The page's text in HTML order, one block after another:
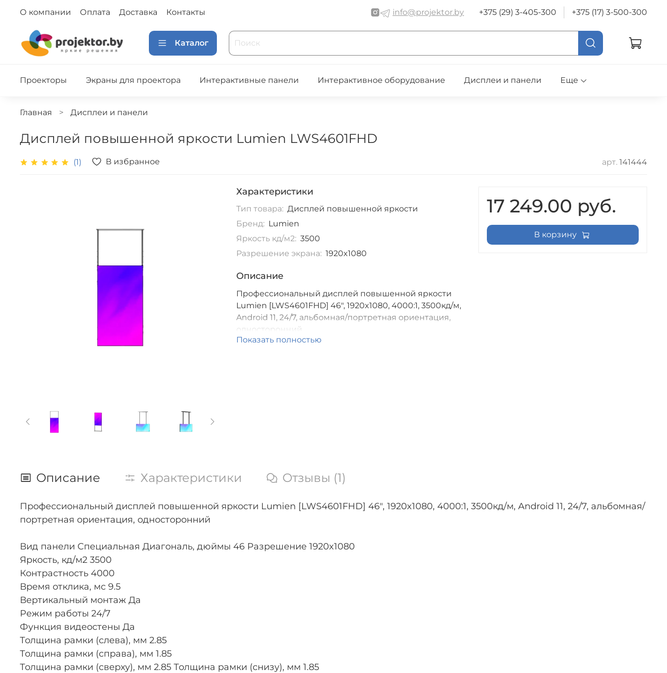
О компании Оплата Доставка Контакты info@projektor.by +375 (29) 3-405-300 +375 (17) 3-500-300
Каталог
Проекторы Экраны для проектора Интерактивные панели Интерактивное оборудование Дисплеи и панели Еще
Главная Дисплеи и панели
Дисплей повышенной яркости Lumien LWS4601FHD
(1) В избранное арт. 141444
Характеристики
Тип товара: Дисплей повышенной яркости
Бренд: Lumien
Яркость кд/м2: 3500
Разрешение экрана: 1920x1080
Описание
Профессиональный дисплей повышенной яркости
Lumien [LWS4601FHD] 46", 1920x1080, 4000:1, 3500кд/м,
Android 11, 24/7, альбомная/портретная ориентация,
односторонний
Показать полностью
17 249.00 руб.
В корзину
Описание Характеристики Отзывы (1)
Профессиональный дисплей повышенной яркости Lumien [LWS4601FHD] 46", 1920x1080, 4000:1, 3500кд/м, Android 11, 24/7, альбомная/
портретная ориентация, односторонний
Вид панели Специальная Диагональ, дюймы 46 Разрешение 1920x1080
Яркость, кд/м2 3500
Контрастность 4000
Время отклика, мс 9.5
Вертикальный монтаж Да
Режим работы 24/7
Функция видеостены Да
Толщина рамки (слева), мм 2.85
Толщина рамки (справа), мм 1.85
Толщина рамки (сверху), мм 2.85 Толщина рамки (снизу), мм 1.85